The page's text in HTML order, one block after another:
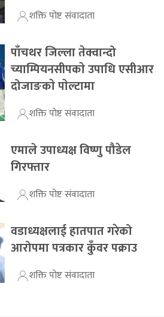
शक्ति पोष्ट संवादाता
पाँचथर जिल्ला तेक्वान्दो
च्याम्पियनसीपकाे उपाधि एसीआर
दोजाङकाे पाेल्टामा
शक्ति पोष्ट संवादाता
एमाले उपाध्यक्ष विष्णु पौडेल
गिरफ्तार
शक्ति पोष्ट संवादाता
वडाध्यक्षलाई हातपात गरेको
आरोपमा पत्रकार कुँवर पक्राउ
शक्ति पोष्ट संवादाता